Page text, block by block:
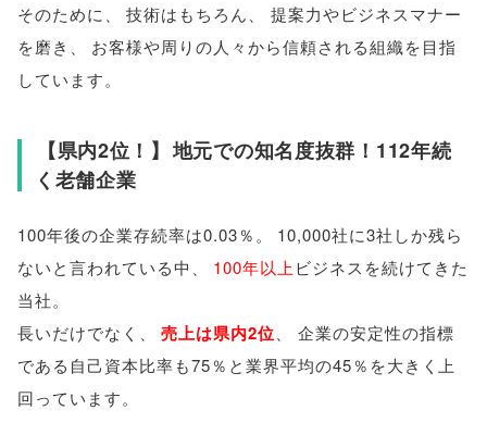
そのために 技術はもちろん
提案力やビジネスマナー
を磨き
お客様や周りの人々から信頼される組織を目指
しています。
【県内2位！ 】 地元での知名度抜群！112年続
く老舗企業
100年後の企業存続率は0.03％ 。
10,000社に3社しか残ら
ないと言われている中
100年以上 ビジネスを続けてきた
当社。
長いだけでなく
売上は県内2位
企業の安定性の指標
である自己資本比率も75％と業界平均の45％を大きく上
回っています。